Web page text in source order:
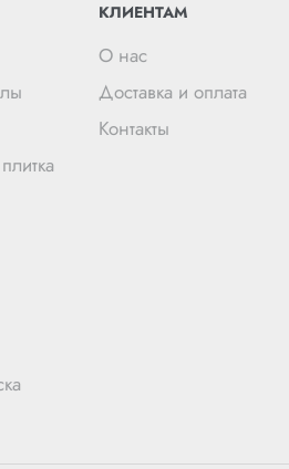
КЛИЕНТАМ
О нас
Доставка и оплата
Контакты